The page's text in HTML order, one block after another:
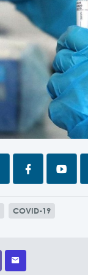
COVID-19